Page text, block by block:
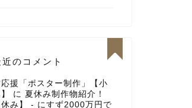
近のコメント
援「ポスター制作」【小
に 夏休み制作物紹介！
休み】 - にすず2000万円で